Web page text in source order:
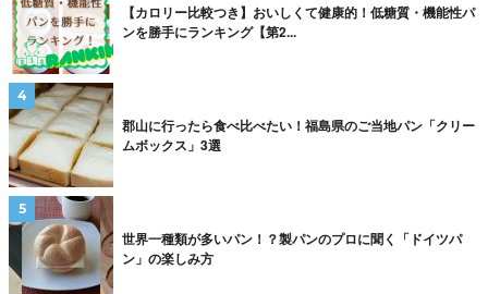
【カロリー比較つき】おいしくて健康的！低糖質・機能性パ
ンを勝手にランキング【第2...
郡山に行ったら食べ比べたい！福島県のご当地パン「クリー
ムボックス」3選
世界一種類が多いパン！？製パンのプロに聞く「ドイツパ
ン」の楽しみ方